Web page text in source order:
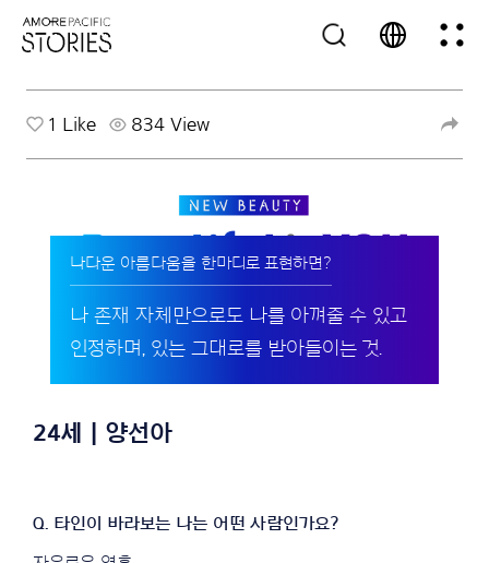
1 Like 834 View
나다운 아름다움을 한마디로 표현하면?
나 존재 자체만으로도 나를 아껴줄 수 있고
인정하며, 있는 그대로를 받아들이는 것.
24세 | 양선아